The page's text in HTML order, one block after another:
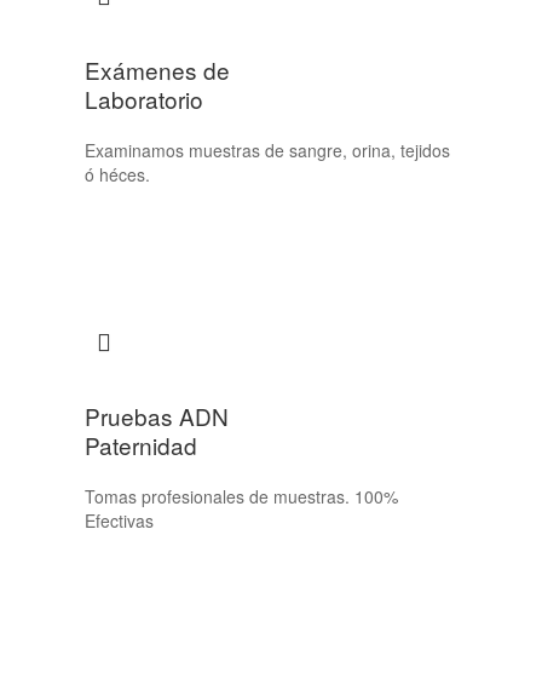
Exámenes de
Laboratorio
Examinamos muestras de sangre, orina, tejidos
ó héces.
Pruebas ADN
Paternidad
Tomas profesionales de muestras. 100%
Efectivas